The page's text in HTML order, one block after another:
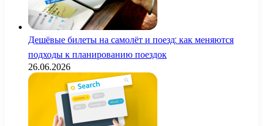
Дешёвые билеты на самолёт и поезд: как меняются
подходы к планированию поездок
26.06.2026